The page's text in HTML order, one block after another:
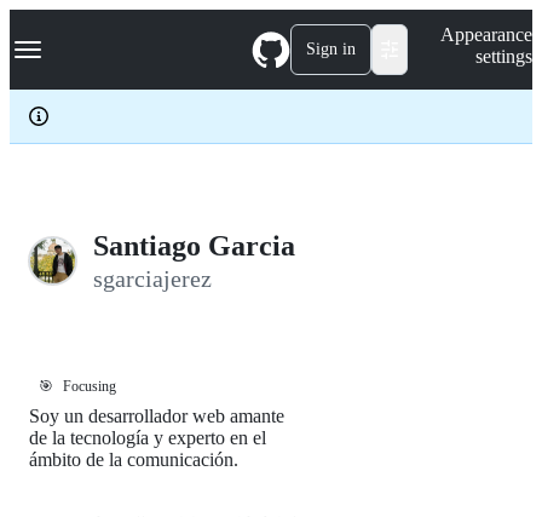
k
p
c
Navigation Menu Sign in
Appearance
settings
Santiago Garcia
sgarciajerez
🎯 Focusing
Soy un desarrollador web amante
de la tecnología y experto en el
ámbito de la comunicación.